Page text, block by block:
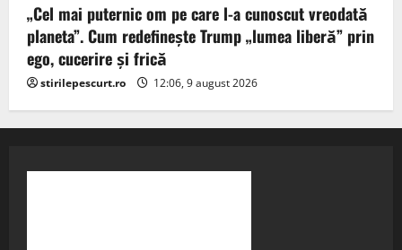
„Cel mai puternic om pe care l-a cunoscut vreodată
planeta”. Cum redefinește Trump „lumea liberă” prin
ego, cucerire și frică
stirilepescurt.ro 12:06, 9 august 2026